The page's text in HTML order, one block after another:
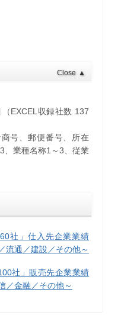
Close ▲
EXCEL収録社数 137
号、郵便番号、所在
、業種名称1～3、従業
社」仕入先企業業績
流通／建設／その他～
社」販売先企業業績
／金融／その他～